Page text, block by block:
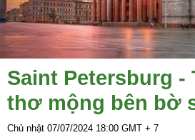
Saint Petersburg -
thơ mộng bên bờ
Chủ nhật 07/07/2024 18:00 GMT + 7